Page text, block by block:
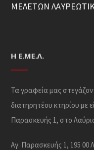
ΜΕΛΕΤΩΝ
Η Ε.ΜΕ.Λ.
Τα γραφεία μας
διατηρητέου κτηρίου με
Παρασκευής 1, στο
Αγ. Παρασκευής 1, 195 00